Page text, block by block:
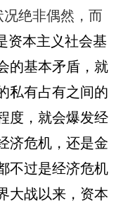
绝非偶然，而
资本主义社会基
的基本矛盾，就
私有占有之间的
度，就会爆发经
济危机，还是金
不过是经济危机
大战以来，资本